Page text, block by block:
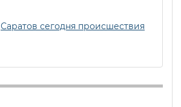
Саратов сегодня происшествия